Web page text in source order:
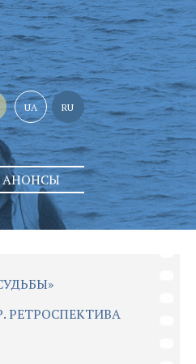
UA RU
АНОНСЫ
РЕТРОСПЕКТИВА